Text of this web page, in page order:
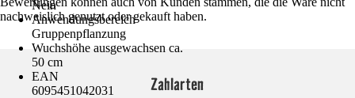
Nein
Anwendungsbereich
Gruppenpflanzung
Wuchshöhe ausgewachsen ca.
50 cm
EAN
6095451042031
nachweislich genutzt oder gekauft haben.
Zahlarten